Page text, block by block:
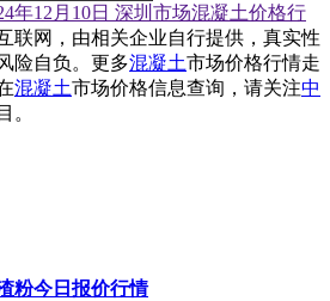
年12月10日 深圳市场混凝土价格行
联网，由相关企业自行提供，真实性
险自负。更多混凝土市场价格行情走
混凝土市场价格信息查询，请关注中
。
粉今日报价行情